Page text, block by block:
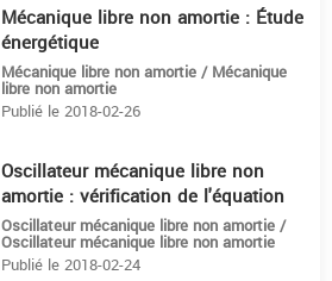
Mécanique libre non amortie : Étude
énergétique
Mécanique libre non amortie / Mécanique
libre non amortie
Publié le 2018-02-26
Oscillateur mécanique libre non
amortie : vérification de l'équation
différentielle
Oscillateur mécanique libre non amortie /
Oscillateur mécanique libre non amortie
Publié le 2018-02-24